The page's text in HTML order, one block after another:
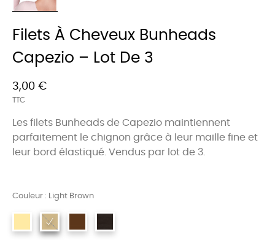
Filets À Cheveux Bunheads
Capezio – Lot De 3
3,00 €
TTC
Les filets Bunheads de Capezio maintiennent
parfaitement le chignon grâce à leur maille fine et
leur bord élastiqué. Vendus par lot de 3.
Couleur : Light Brown